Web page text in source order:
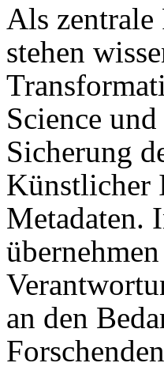
Als zentrale
stehen
Science
Sicherung
Künstlicher
Metadaten.
an den